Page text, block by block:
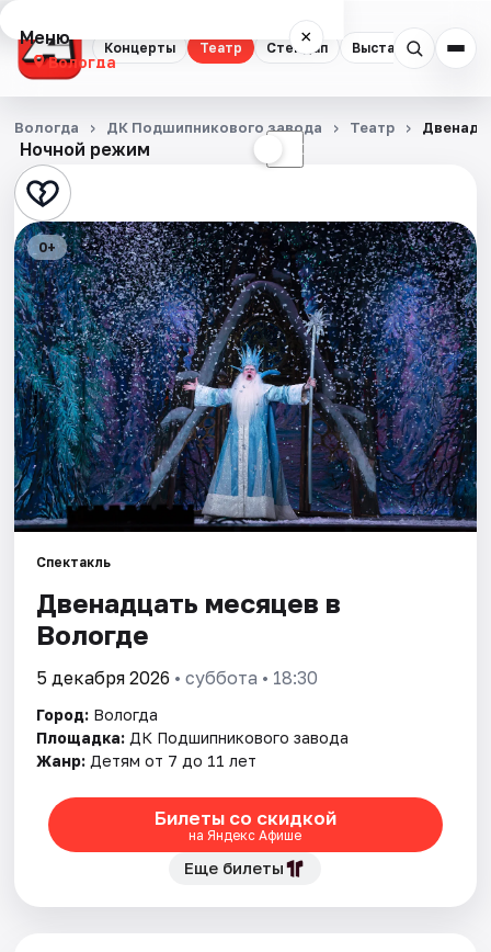
Концерты Театр Стендап Выставки Спорт
Меню ×
Вологда
Концерты
Театр
Стендап
Выставки
Спорт
События
Города
Площадки
Рейтинги
Ночной режим ☾
Вологда ДК Подшипникового завода Театр
0+
Спектакль
Двенадцать месяцев в
Вологде
5 декабря 2026 • суббота • 18:30
Город: Вологда
Площадка: ДК Подшипникового завода
Жанр: Детям от 7 до 11 лет
Билеты со скидкой
на Яндекс Афише
Еще билеты